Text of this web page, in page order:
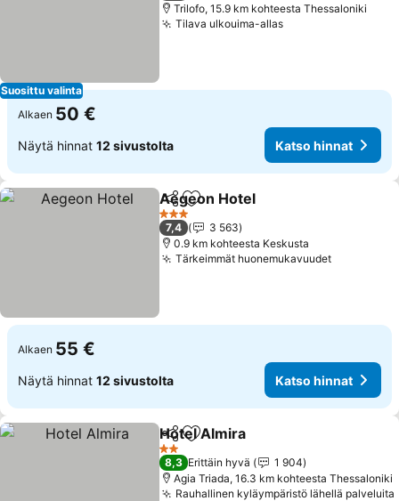
Suosittu valinta
Trilofo, 15.9 km kohteesta Thessaloniki
Tilava ulkouima-allas
Alkaen 50 €
Näytä hinnat 12 sivustolta Katso hinnat
Jaa Lisää suosikkeihin
Aegeon Hotel
3 Tähtiluokitus
7,4
3 563
0.9 km kohteesta Keskusta
Tärkeimmät huonemukavuudet
Alkaen 55 €
Näytä hinnat 12 sivustolta Katso hinnat
Jaa Lisää suosikkeihin
Hotel Almira
2 Tähtiluokitus
8,3 Erittäin hyvä
1 904
Agia Triada, 16.3 km kohteesta Thessaloniki
Rauhallinen kyläympäristö lähellä palveluita